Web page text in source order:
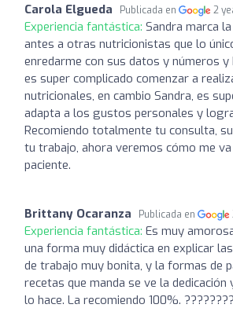
Carola Elgueda Publicada en 2
Experiencia fantástica: Sandra marca
antes a otras nutricionistas que lo
enredarme con sus datos y números y
es super complicado comenzar a
nutricionales, en cambio Sandra, es
adapta a los gustos personales y
Recomiendo totalmente tu consulta,
tu trabajo, ahora veremos cómo me
paciente.
Brittany Ocaranza Publicada en
Experiencia fantástica: Es muy
una forma muy didáctica en explicar
de trabajo muy bonita, y la formas de
recetas que manda se ve la dedicación
lo hace. La recomiendo 100%. ????????